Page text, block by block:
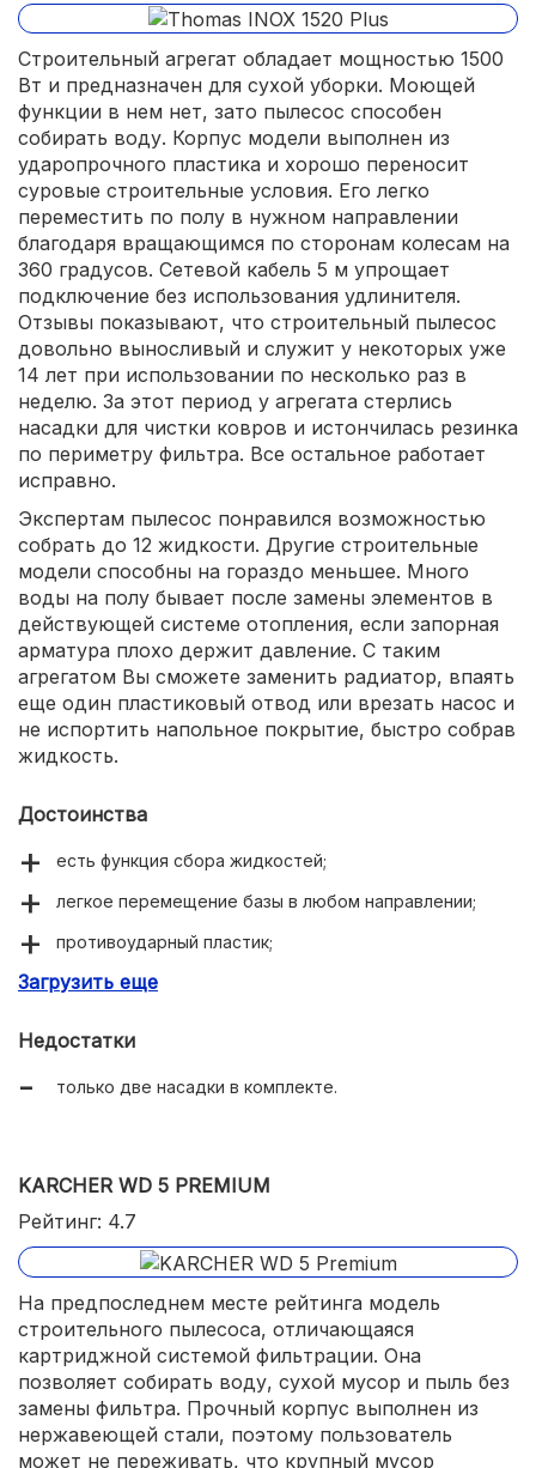
Строительный агрегат обладает мощностью 1500
Вт и предназначен для сухой уборки. Моющей
функции в нем нет, зато пылесос способен
собирать воду. Корпус модели выполнен из
ударопрочного пластика и хорошо переносит
суровые строительные условия. Его легко
переместить по полу в нужном направлении
благодаря вращающимся по сторонам колесам на
360 градусов. Сетевой кабель 5 м упрощает
подключение без использования удлинителя.
Отзывы показывают, что строительный пылесос
довольно выносливый и служит у некоторых уже
14 лет при использовании по несколько раз в
неделю. За этот период у агрегата стерлись
насадки для чистки ковров и истончилась резинка
по периметру фильтра. Все остальное работает
исправно.
Экспертам пылесос понравился возможностью
собрать до 12 жидкости. Другие строительные
модели способны на гораздо меньшее. Много
воды на полу бывает после замены элементов в
действующей системе отопления, если запорная
арматура плохо держит давление. С таким
агрегатом Вы сможете заменить радиатор, впаять
еще один пластиковый отвод или врезать насос и
не испортить напольное покрытие, быстро собрав
жидкость.
Достоинства
есть функция сбора жидкостей;
легкое перемещение базы в любом направлении;
противоударный пластик;
независимое охлаждение электромотора.
Загрузить еще
Недостатки
только две насадки в комплекте.
KARCHER WD 5 PREMIUM
Рейтинг: 4.7
На предпоследнем месте рейтинга модель
строительного пылесоса, отличающаяся
картриджной системой фильтрации. Она
позволяет собирать воду, сухой мусор и пыль без
замены фильтра. Прочный корпус выполнен из
нержавеющей стали, поэтому пользователь
может не переживать, что крупный мусор